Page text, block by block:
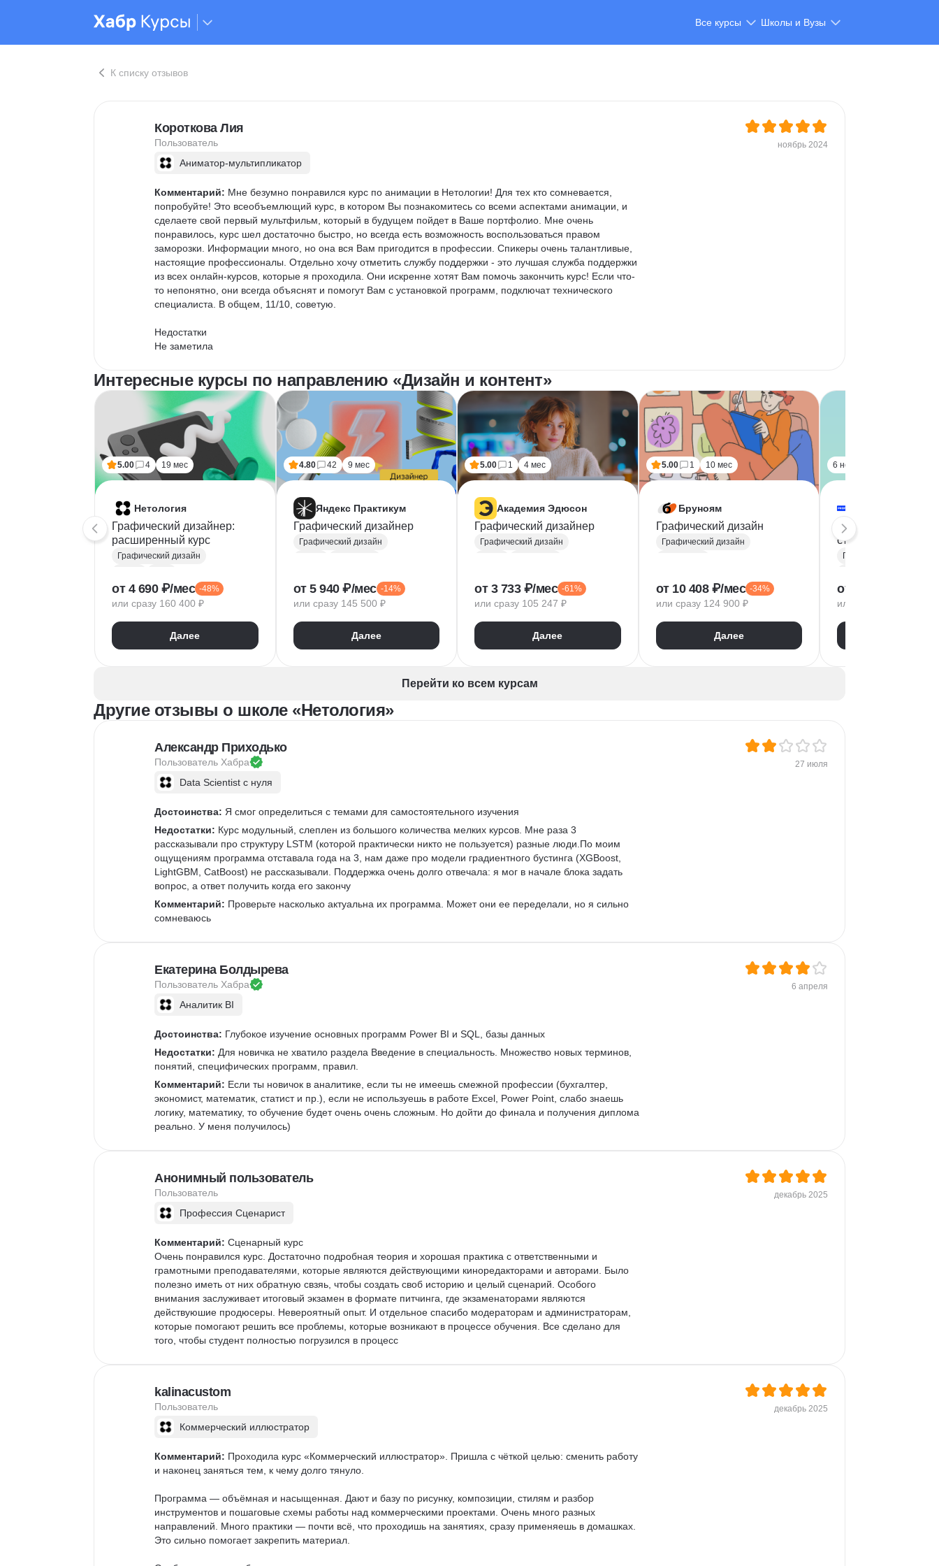
Все курсы Школы и Вузы
К списку отзывов
Короткова Лия
Пользователь ноябрь 2024
Аниматор-мультипликатор
Комментарий: Мне безумно понравился курс по анимации в Нетологии! Для тех кто сомневается,
попробуйте! Это всеобъемлющий курс, в котором Вы познакомитесь со всеми аспектами анимации, и
сделаете свой первый мультфильм, который в будущем пойдет в Ваше портфолио. Мне очень
понравилось, курс шел достаточно быстро, но всегда есть возможность воспользоваться правом
заморозки. Информации много, но она вся Вам пригодится в профессии. Спикеры очень талантливые,
настоящие профессионалы. Отдельно хочу отметить службу поддержки - это лучшая служба поддержки
из всех онлайн-курсов, которые я проходила. Они искренне хотят Вам помочь закончить курс! Если что-
то непонятно, они всегда объяснят и помогут Вам с установкой программ, подключат технического
специалиста. В общем, 11/10, советую.
Недостатки
Не заметила
Интересные курсы по направлению «Дизайн и контент»
5.00 4 19 мес
Нетология
Графический дизайнер:
расширенный курс
Графический дизайн
Photoshop
Adobe Illustrator
Типографика
Cinema 4D
InDesign
Дизайн баннеров
Верстка полиграфической продукции
Разработка фирменного стиля
Создание анимации
Брендинг
Microsoft PowerPoint
Дизайн текста
Дизайн карточек для маркетплейсов
от 4 690 ₽/мес -48%
или сразу 160 400 ₽
Далее
4.80 42 9 мес
Яндекс Практикум
Графический дизайнер
Графический дизайн
Типографика
Векторная графика
Презентации
Анализ целевой аудитории
от 5 940 ₽/мес -14%
или сразу 145 500 ₽
Далее
5.00 1 4 мес
Академия Эдюсон
Графический дизайнер
Графический дизайн
Типографика
Векторная графика
Дизайн баннеров
от 3 733 ₽/мес -61%
или сразу 105 247 ₽
Далее
5.00 1 10 мес
Бруноям
Графический дизайн
Графический дизайн
Разработка фирменного стиля
Фриланс
Бренд-дизайн
Насмотренность
от 10 408 ₽/мес -34%
или сразу 124 900 ₽
Далее
6 нед
Графический
старт карьеры
Графический дизайн
Рекламная графика
Дизайн баннеров
Инфографика
от 5 725 ₽/мес
или сразу 22 900 ₽
Перейти ко всем курсам
Другие отзывы о школе «Нетология»
Александр Приходько
Пользователь Хабра 27 июля
Data Scientist с нуля
Достоинства: Я смог определиться с темами для самостоятельного изучения
Недостатки: Курс модульный, слеплен из большого количества мелких курсов. Мне раза 3
рассказывали про структуру LSTM (которой практически никто не пользуется) разные люди.По моим
ощущениям программа отставала года на 3, нам даже про модели градиентного бустинга (XGBoost,
LightGBM, CatBoost) не рассказывали. Поддержка очень долго отвечала: я мог в начале блока задать
вопрос, а ответ получить когда его закончу
Комментарий: Проверьте насколько актуальна их программа. Может они ее переделали, но я сильно
сомневаюсь
Екатерина Болдырева
Пользователь Хабра 6 апреля
Аналитик BI
Достоинства: Глубокое изучение основных программ Power BI и SQL, базы данных
Недостатки: Для новичка не хватило раздела Введение в специальность. Множество новых терминов,
понятий, специфических программ, правил.
Комментарий: Если ты новичок в аналитике, если ты не имеешь смежной профессии (бухгалтер,
экономист, математик, статист и пр.), если не используешь в работе Excel, Power Point, слабо знаешь
логику, математику, то обучение будет очень очень сложным. Но дойти до финала и получения диплома
реально. У меня получилось)
Анонимный пользователь
Пользователь декабрь 2025
Профессия Сценарист
Комментарий: Сценарный курс
Очень понравился курс. Достаточно подробная теория и хорошая практика с ответственными и
грамотными преподавателями, которые являются действующими киноредакторами и авторами. Было
полезно иметь от них обратную свзяь, чтобы создать своб историю и целый сценарий. Особого
внимания заслуживает итоговый экзамен в формате питчинга, где экзаменаторами являются
действуюшие продюсеры. Невероятный опыт. И отдельное спасибо модераторам и администраторам,
которые помогают решить все проблемы, которые возникают в процессе обучения. Все сделано для
того, чтобы студент полностью погрузился в процесс
kalinacustom
Пользователь декабрь 2025
Коммерческий иллюстратор
Комментарий: Проходила курс «Коммерческий иллюстратор». Пришла с чёткой целью: сменить работу
и наконец заняться тем, к чему долго тянуло.
Программа — объёмная и насыщенная. Дают и базу по рисунку, композиции, стилям и разбор
инструментов и пошаговые схемы работы над коммерческими проектами. Очень много разных
направлений. Много практики — почти всё, что проходишь на занятиях, сразу применяешь в домашках.
Это сильно помогает закрепить материал.